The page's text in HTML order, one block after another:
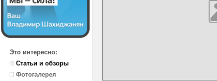
Это интересно:
Статьи и обзоры
Фотогалерея